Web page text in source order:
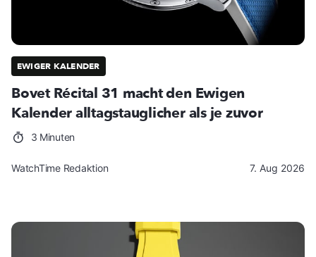
EWIGER KALENDER
Bovet Récital 31 macht den Ewigen
Kalender alltagstauglicher als je zuvor
3 Minuten
WatchTime Redaktion 7. Aug 2026